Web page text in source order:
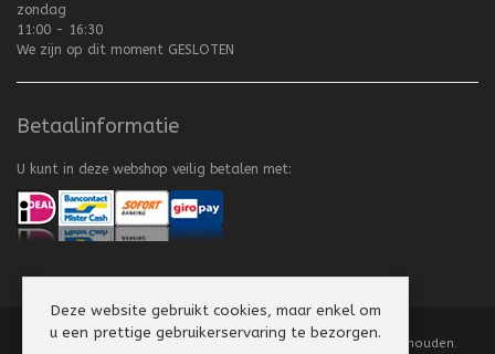
zondag
11:00 - 16:30
We zijn op dit moment GESLOTEN
Betaalinformatie
U kunt in deze webshop veilig betalen met:
Copyright 2008-2026 Texel Vliegerhuis. Alle rechten voorbehouden.
Deze website gebruikt cookies, maar enkel om
u een prettige gebruikerservaring te bezorgen.